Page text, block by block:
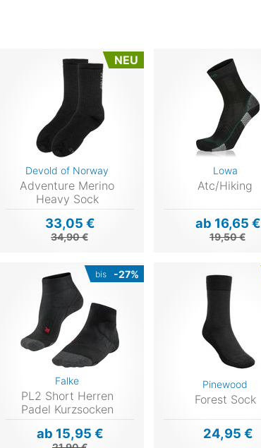
NEU
Devold of Norway
Adventure Merino
Heavy Sock
33,05 €
34,90 €
Lowa
Atc/Hiking
ab 16,65 €
19,50 €
bis -27%
Falke
PL2 Short Herren
Padel Kurzsocken
ab 15,95 €
Pinewood
Forest Sock
24,95 €